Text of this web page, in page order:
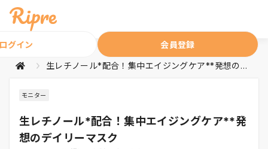
グイン 会員登録
生レチノール*配合！集中エイジングケア**発想のデイリーマスク
モニター
生レチノール*配合！集中エイジングケア**発
想のデイリーマスク